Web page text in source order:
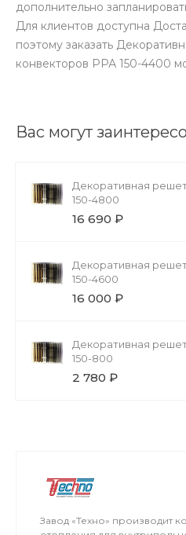
дополнительно
Для клиентов доступна
поэтому заказать
конвекторов РРА 150-4400
Вас могут
Декоративная
150-4800
16 690 ₽
Декоративная
150-4600
16 000 ₽
Декоративная
150-800
2 780 ₽
Завод «Техно» производит